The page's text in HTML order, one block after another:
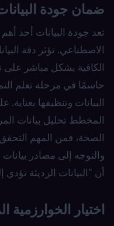
ضمان جودة
تعد جودة البيانات أحد
الاصطناعي. تؤثر دقة
الكافية بشكل مباشر على
حاسمًا في مرحلة تعلم
البيانات وتنظيفها
المخطط تحليل بيانات
الصحة، فمن المهم
والتوجه إلى مصادر
أن "البيانات الرديئة تؤدي
اختيار الخوارزمية